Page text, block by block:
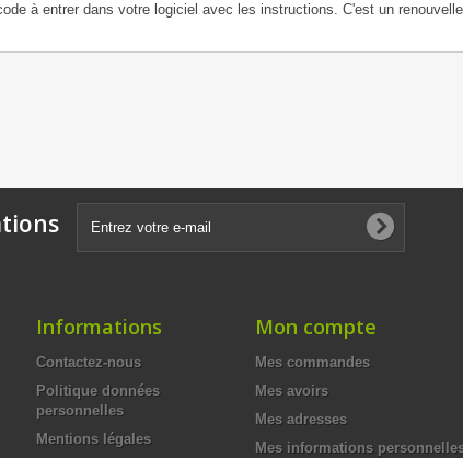
à entrer dans votre logiciel avec les instructions. C'est un
Informations
Contactez-nous
Politique données
personnelles
Mentions légales
Mon compte
Mes commandes
Mes avoirs
Mes adresses
Mes informations